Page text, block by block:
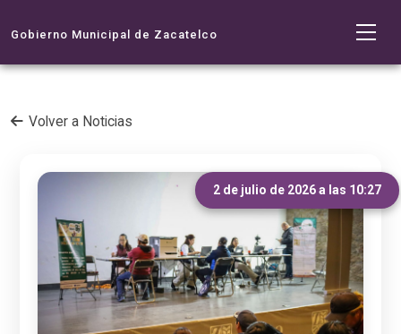
Gobierno Municipal de Zacatelco
Volver a Noticias
2 de julio de 2026 a las 10:27